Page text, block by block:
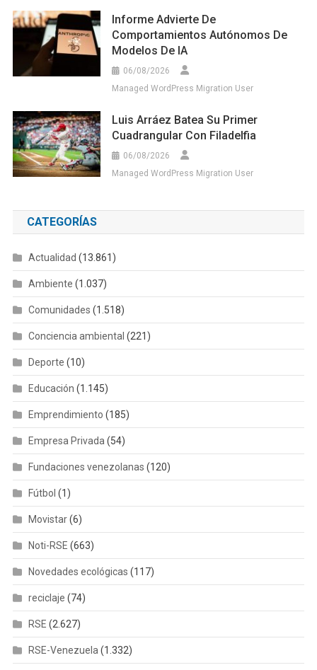
Informe Advierte De
Comportamientos Autónomos De
Modelos De IA
06/08/2026
Managed WordPress Migration User
Luis Arráez Batea Su Primer
Cuadrangular Con Filadelfia
06/08/2026
Managed WordPress Migration User
CATEGORÍAS
Actualidad (13.861)
Ambiente (1.037)
Comunidades (1.518)
Conciencia ambiental (221)
Deporte (10)
Educación (1.145)
Emprendimiento (185)
Empresa Privada(54)
Fundaciones venezolanas (120)
Fútbol (1)
Movistar(6)
Noti-RSE (663)
Novedades ecológicas (117)
reciclaje (74)
RSE (2.627)
RSE-Venezuela(1.332)